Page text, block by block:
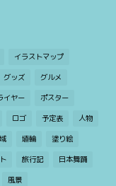
イラストマップ
グッズ グルメ
イヤー ポスター
ロゴ 予定表 人物
埴輪 塗り絵
旅行記 日本舞踊
風景